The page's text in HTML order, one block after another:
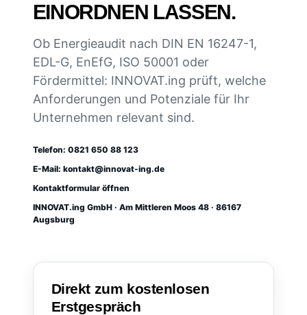
EINORDNEN LASSEN.
Ob Energieaudit nach DIN EN 16247-1,
EDL-G, EnEfG, ISO 50001 oder
Fördermittel: INNOVAT.ing prüft, welche
Anforderungen und Potenziale für Ihr
Unternehmen relevant sind.
Telefon: 0821 650 88 123
E-Mail: kontakt@innovat-ing.de
Kontaktformular öffnen
INNOVAT.ing GmbH · Am Mittleren Moos 48 · 86167
Augsburg
Direkt zum kostenlosen
Erstgespräch